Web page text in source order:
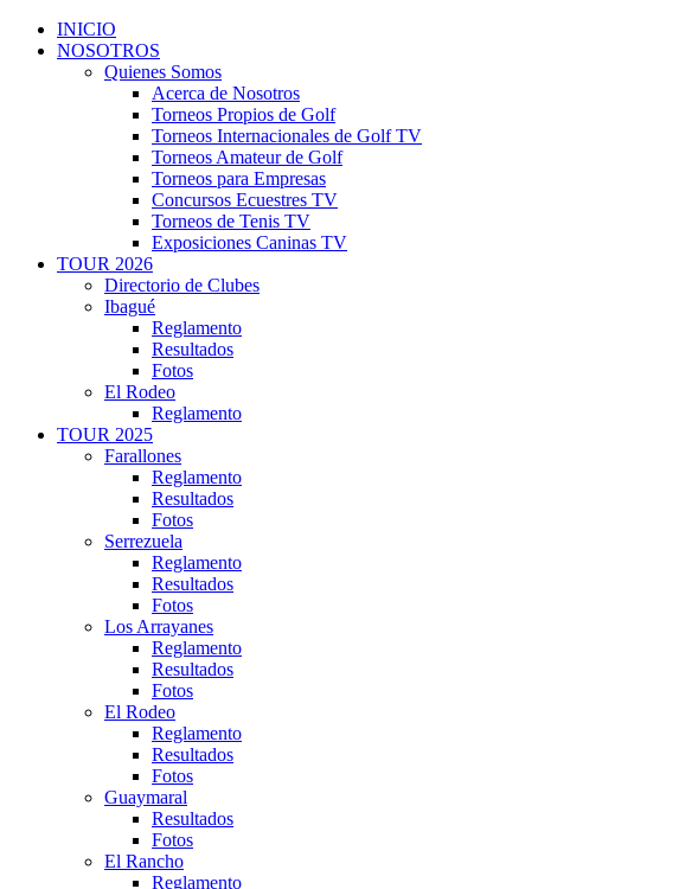
INICIO
NOSOTROS
Quienes Somos
Acerca de Nosotros
Torneos Propios de Golf
Torneos Internacionales de Golf TV
Torneos Amateur de Golf
Torneos para Empresas
Concursos Ecuestres TV
Torneos de Tenis TV
Exposiciones Caninas TV
TOUR 2026
Directorio de Clubes
Ibagué
Reglamento
Resultados
Fotos
El Rodeo
Reglamento
TOUR 2025
Farallones
Reglamento
Resultados
Fotos
Serrezuela
Reglamento
Resultados
Fotos
Los Arrayanes
Reglamento
Resultados
Fotos
El Rodeo
Reglamento
Resultados
Fotos
Guaymaral
Resultados
Fotos
El Rancho
Reglamento